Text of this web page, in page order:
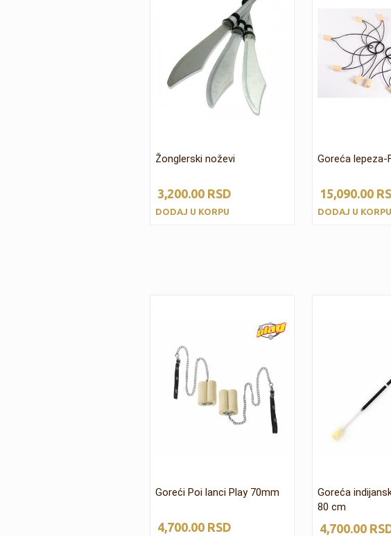
Žonglerski noževi
3,200.00RSD
DODAJ U KORPU
Goreća lepeza-
15,090.00
DODAJ U KORPU
Goreći Poi lanci Play 70mm
4,700.00RSD
Goreća
80 cm
4,700.00